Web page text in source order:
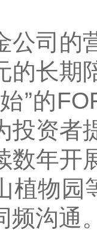
公司的
的长期
”的
投资者
数年开
植物园
频沟通